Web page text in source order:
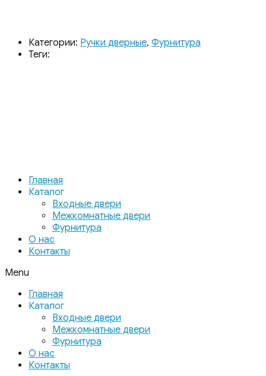
Категории: Ручки дверные, Фурнитура
Теги:
Главная
Каталог
Входные двери
Межкомнатные двери
Фурнитура
О нас
Контакты
Menu
Главная
Каталог
Входные двери
Межкомнатные двери
Фурнитура
О нас
Контакты